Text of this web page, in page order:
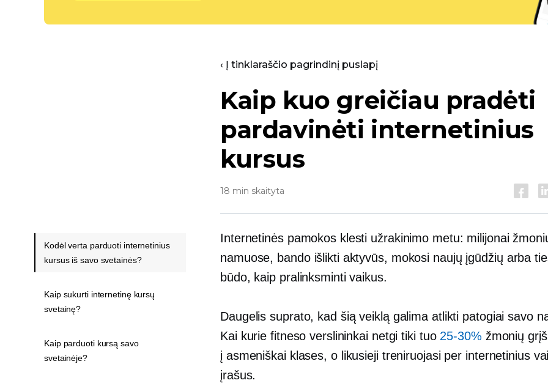
‹ Į tinklaraščio pagrindinį puslapį
Kaip kuo greičiau pradėti
pardavinėti internetinius
kursus
18 min skaityta
Internetinės pamokos klesti užrakinimo metu: milijonai
namuose, bando išlikti aktyvūs, mokosi naujų įgūdžių arba
būdo, kaip pralinksminti vaikus.
Daugelis suprato, kad šią veiklą galima atlikti patogiai savo
Kai kurie fitneso verslininkai netgi tiki tuo 25-30% žmonių grįš
į asmeniškaiklases, o likusieji treniruojasi per internetinius
įrašus.
Kodėl verta parduoti internetinius
kursus iš savo svetainės?
Kaip sukurti internetinę kursų
svetainę?
Kaip parduoti kursą savo
svetainėje?